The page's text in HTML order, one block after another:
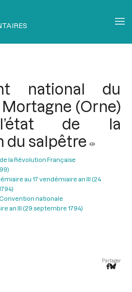
national du
(Orne)
de la
du salpêtre
la Révolution Française
au 17 vendémiaire an III (24
nationale
an III (29 septembre 1794)
Partager